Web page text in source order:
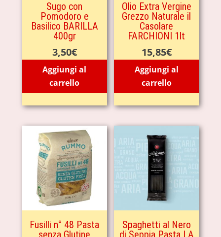
Sugo con
Pomodoro e
Basilico BARILLA
400gr
3,50€
Aggiungi al
carrello
Olio Extra Vergine
Grezzo Naturale il
Casolare
FARCHIONI 1lt
15,85€
Aggiungi al
carrello
Fusilli n° 48 Pasta
senza Glutine
Spaghetti al Nero
di Seppia Pasta LA